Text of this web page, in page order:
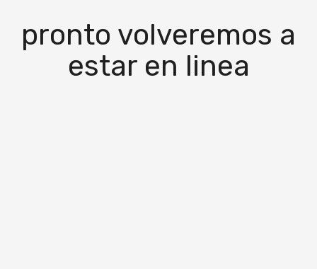
pronto volveremos a
estar en linea